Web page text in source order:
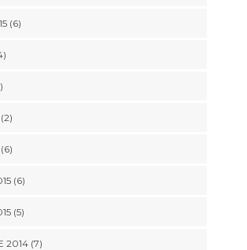
(6)
(6)
(5)
2014(7)